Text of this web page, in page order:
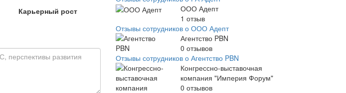
Карьерный рост
ООО Адепт
1 отзыв
Отзывы сотрудников о ООО Адепт
Агентство PBN
0 отзывов
Отзывы сотрудников о Агентство PBN
Конгрессно-выставочная
компания "Империя Форум"
0 отзывов